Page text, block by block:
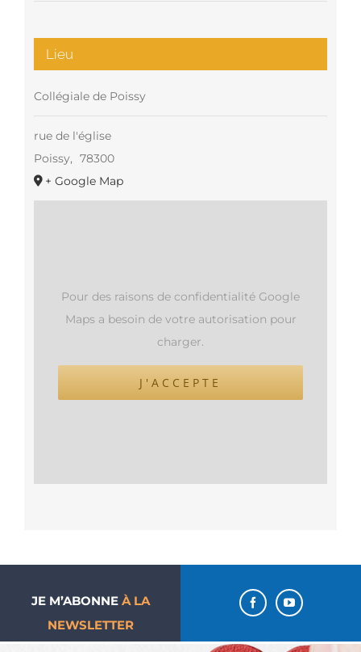
Lieu
Collégiale de Poissy
rue de l'église
Poissy, 78300
+ Google Map
Pour des raisons de confidentialité Google
Maps a besoin de votre autorisation pour
charger.
J'ACCEPTE
JE M’ABONNE À LA
NEWSLETTER